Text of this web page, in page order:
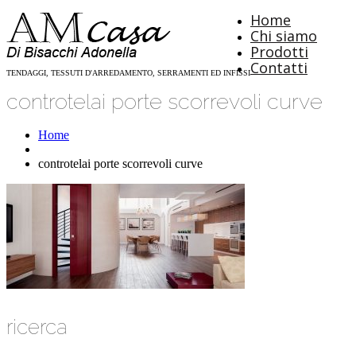
TENDAGGI, TESSUTI D'ARREDAMENTO, SERRAMENTI ED INFISSI
Home
Chi siamo
Prodotti
Contatti
controtelai porte scorrevoli curve
Home
controtelai porte scorrevoli curve
ricerca